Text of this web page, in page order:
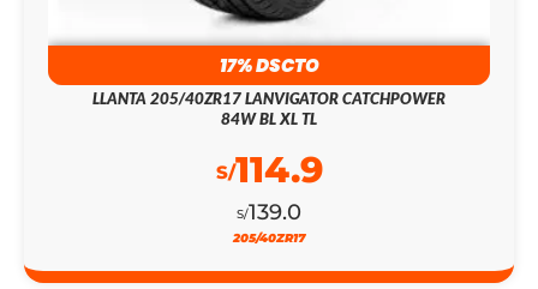
17% DSCTO
LLANTA 205/40ZR17 LANVIGATOR CATCHPOWER
84W BL XL TL
S/139.0
S/114.9
205/40ZR17